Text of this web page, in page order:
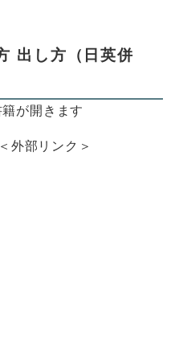
出し方（日英併
が開きます
＜外部リンク＞